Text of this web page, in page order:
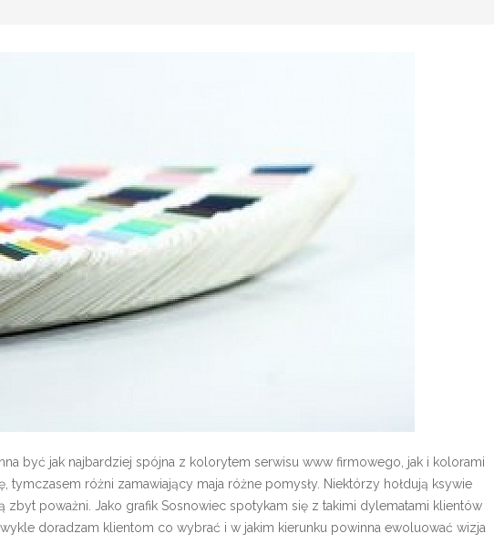
być jak najbardziej spójna z kolorytem serwisu www firmowego, jak i kolorami
tymczasem różni zamawiający maja różne pomysły. Niektórzy hołdują ksywie
zbyt poważni. Jako grafik Sosnowiec spotykam się z takimi dylematami klientów
doradzam klientom co wybrać i w jakim kierunku powinna ewoluować wizja